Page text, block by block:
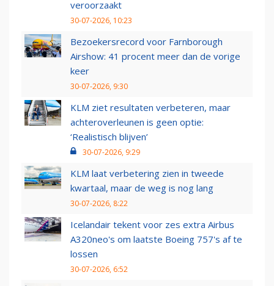
veroorzaakt
30-07-2026, 10:23
Bezoekersrecord voor Farnborough
Airshow: 41 procent meer dan de vorige
keer
30-07-2026, 9:30
KLM ziet resultaten verbeteren, maar
achteroverleunen is geen optie:
‘Realistisch blijven’
30-07-2026, 9:29
KLM laat verbetering zien in tweede
kwartaal, maar de weg is nog lang
30-07-2026, 8:22
Icelandair tekent voor zes extra Airbus
A320neo's om laatste Boeing 757's af te
lossen
30-07-2026, 6:52